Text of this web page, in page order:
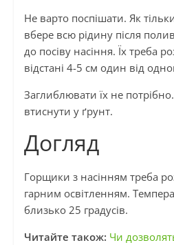
Не варто поспішати. Як
вбере всю рідину після
до посіву насіння. Їх треба
відстані 4-5 см один від
Заглиблювати їх не
втиснути у ґрунт.
Догляд
Горщики з насінням треба
гарним освітленням.
близько 25 градусів.
Читайте також: Чи